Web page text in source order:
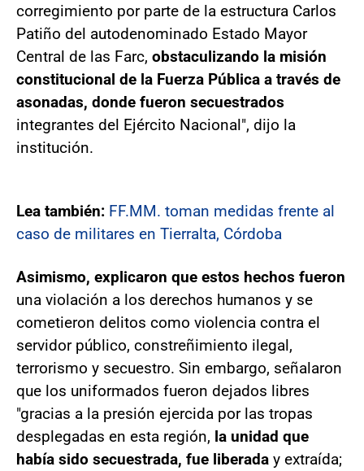
corregimiento por parte de la estructura Carlos
Patiño del autodenominado Estado Mayor
Central de las Farc, obstaculizando la misión
constitucional de la Fuerza Pública a través de
asonadas, donde fueron secuestrados
integrantes del Ejército Nacional", dijo la
institución.
Lea también: FF.MM. toman medidas frente al
caso de militares en Tierralta, Córdoba
Asimismo, explicaron que estos hechos fueron
una violación a los derechos humanos y se
cometieron delitos como violencia contra el
servidor público, constreñimiento ilegal,
terrorismo y secuestro. Sin embargo, señalaron
que los uniformados fueron dejados libres
"gracias a la presión ejercida por las tropas
desplegadas en esta región, la unidad que
había sido secuestrada, fue liberada y extraída;